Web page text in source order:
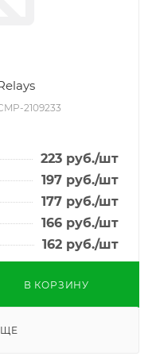
2109233
223 руб./шт
197 руб./шт
177 руб./шт
166 руб./шт
162 руб./шт
В КОРЗИНУ